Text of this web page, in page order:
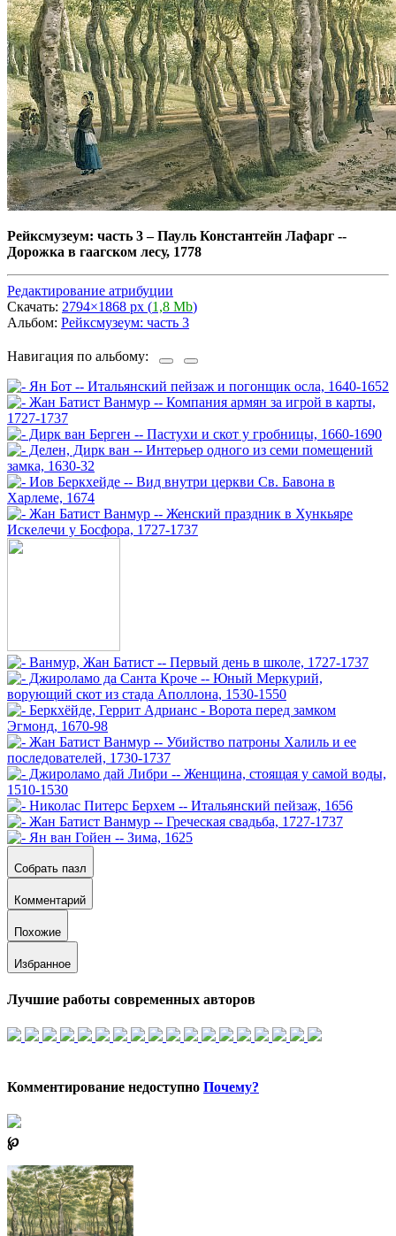
Рейксмузеум: часть 3–Пауль Константейн Лафарг --
Дорожка в гаагском лесу, 1778
Редактирование атрибуции
Скачать: 2794×1868 px (1,8 Mb)
Альбом: Рейксмузеум: часть 3
Навигация по альбому:
Собрать пазл
Комментарий
Похожие
Избранное
Лучшие работы современных авторов
Комментирование недоступно Почему?
℘